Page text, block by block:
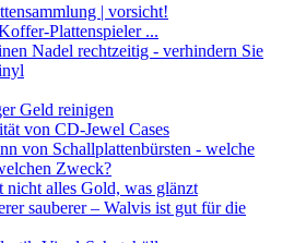
| vorsicht!
Plattenspieler ...
Nadel rechtzeitig - verhindern Sie
Geld reinigen
von CD-Jewel Cases
von Schallplattenbürsten - welche
Zweck?
nicht alles Gold, was glänzt
sauberer – Walvis ist gut für die